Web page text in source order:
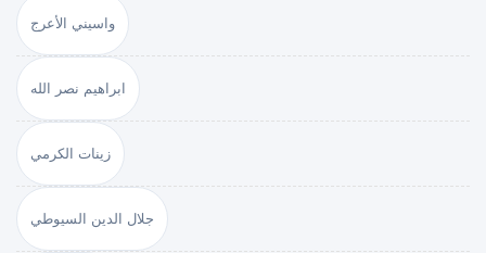
واسيني الأعرج
ابراهيم نصر الله
زينات الكرمي
جلال الدين السيوطي